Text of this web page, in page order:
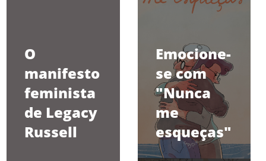
O
manifesto
feminista
de Legacy
Russell
Emocione-
se com
"Nunca
me
esqueças"